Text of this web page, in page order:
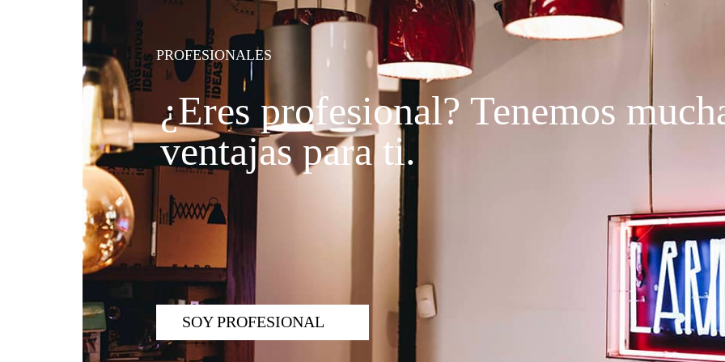
PROFESIONALES
¿Eres profesional? Tenemos
ventajas para ti.
SOY PROFESIONAL